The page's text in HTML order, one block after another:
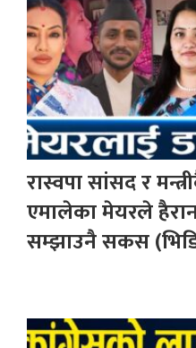
रास्वपा सांसद र
एमालेका मेयरले
सम्झाउनै सकस